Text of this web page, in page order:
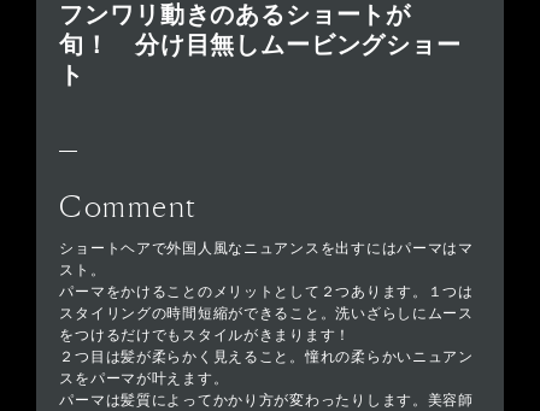
フンワリ動きのあるショートが
旬！ 分け目無しムービングショー
ト
Comment
ショートヘアで外国人風なニュアンスを出すにはパーマはマ
スト。
パーマをかけることのメリットとして２つあります。１つは
スタイリングの時間短縮ができること。洗いざらしにムース
をつけるだけでもスタイルがきまります！
２つ目は髪が柔らかく見えること。憧れの柔らかいニュアン
スをパーマが叶えます。
パーマは髪質によってかかり方が変わったりします。美容師